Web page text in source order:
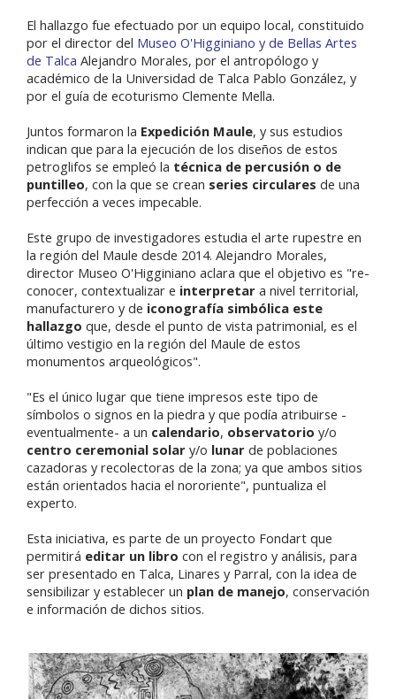
El hallazgo fue efectuado por un equipo local, constituido
por el director del Museo O'Higginiano y de Bellas Artes
de Talca Alejandro Morales, por el antropólogo y
académico de la Universidad de Talca Pablo González, y
por el guía de ecoturismo Clemente Mella.
Juntos formaron la Expedición Maule, y sus estudios
indican que para la ejecución de los diseños de estos
petroglifos se empleó la técnica de percusión o de
puntilleo, con la que se crean series circulares de una
perfección a veces impecable.
Este grupo de investigadores estudia el arte rupestre en
la región del Maule desde 2014. Alejandro Morales,
director Museo O'Higginiano aclara que el objetivo es "re-
conocer, contextualizar e interpretar a nivel territorial,
manufacturero y de iconografía simbólica este
hallazgo que, desde el punto de vista patrimonial, es el
último vestigio en la región del Maule de estos
monumentos arqueológicos".
"Es el único lugar que tiene impresos este tipo de
símbolos o signos en la piedra y que podía atribuirse -
eventualmente- a un calendario, observatorio y/o
centro ceremonial solar y/o lunar de poblaciones
cazadoras y recolectoras de la zona; ya que ambos sitios
están orientados hacia el nororiente", puntualiza el
experto.
Esta iniciativa, es parte de un proyecto Fondart que
permitirá editar un libro con el registro y análisis, para
ser presentado en Talca, Linares y Parral, con la idea de
sensibilizar y establecer un plan de manejo, conservación
e información de dichos sitios.